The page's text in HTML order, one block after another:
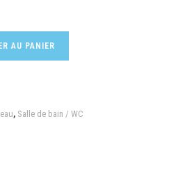
AU PANIER
, Salle de bain / WC